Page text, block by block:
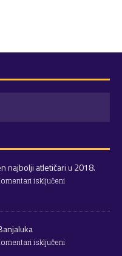
najbolji atletičari u 2018.
isključeni
isključeni